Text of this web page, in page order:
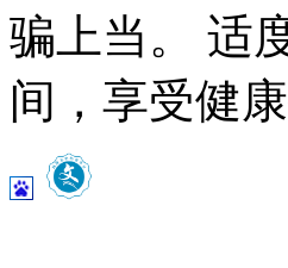
骗上当。 适
间，享受健康